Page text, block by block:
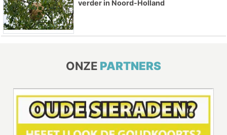
verder in Noord-Holland
ONZE PARTNERS